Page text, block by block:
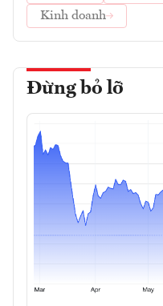
Kinh doanh
Đừng bỏ lỡ